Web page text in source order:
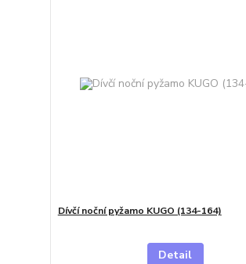
Dívčí noční pyžamo KUGO (134-164)
Detail